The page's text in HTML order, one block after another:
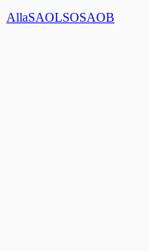
AllaSAOLSOSAOB